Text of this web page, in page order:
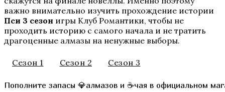
важно внимательно изучить прохождение истории
Пси 3 сезон игры Клуб Романтики, чтобы не
проходить историю с самого начала и не тратить
драгоценные алмазы на ненужные выборы.
Сезон 1 Сезон 2 Сезон 3
Пополните запасы 💎алмазов и ☕чая в официальном